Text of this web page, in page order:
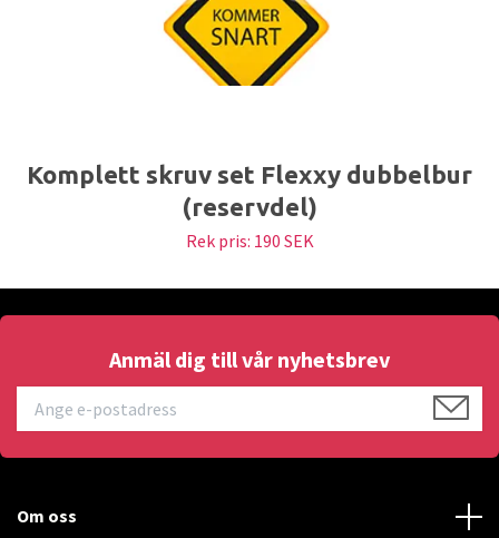
Komplett skruv set Flexxy dubbelbur
(reservdel)
Rek pris: 190 SEK
Anmäl dig till vår nyhetsbrev
Om oss